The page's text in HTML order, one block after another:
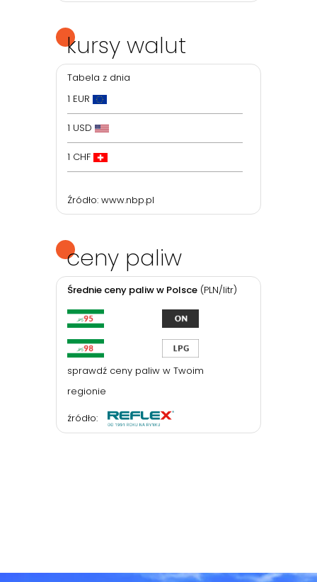
ceny paliw
Średnie ceny paliw w Polsce (PLN/litr)
sprawdź ceny paliw w Twoim
regionie
źródło:
kursy walut
Tabela z dnia
1 EUR
1 USD
1 CHF
Źródło: www.nbp.pl